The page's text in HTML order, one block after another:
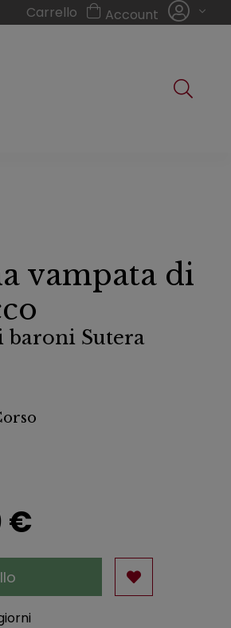
Carrello Account
vampata di
Sutera
€